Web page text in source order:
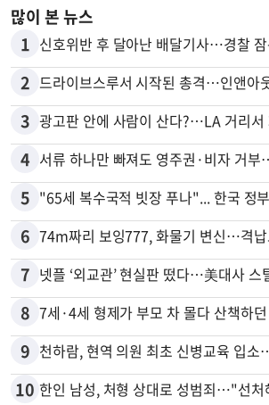
많이 본 뉴스
1
2 드라이브스루서 시작된 총격…인앤아
3 광고판 안에 사람이 산다?…LA 거리서
4
5
6
7
8 7세·4세 형제가 부모 차 몰다 산책하
9
10